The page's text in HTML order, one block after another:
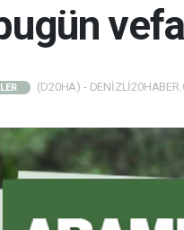
(D20HA) -